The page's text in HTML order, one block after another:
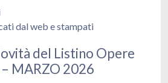
dal web e stampati
del Listino Opere
MARZO 2026